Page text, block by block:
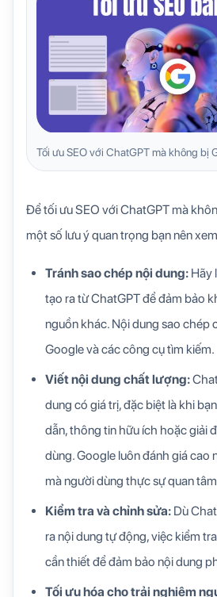
Tối ưu SEO với ChatGPT mà không bị
Để tối ưu SEO với ChatGPT mà
một số lưu ý quan trọng bạn nên
Tránh sao chép nội dung: Hãy
tạo ra từ ChatGPT để đảm bảo
nguồn khác. Nội dung sao chép
Google và các công cụ tìm kiếm.
Viết nội dung chất lượng:
dung có giá trị, đặc biệt là khi
dẫn, thông tin hữu ích hoặc giải
dùng. Google luôn đánh giá cao
mà người dùng thực sự quan
Kiểm tra và chỉnh sửa: Dù
ra nội dung tự động, việc kiểm
cần thiết để đảm bảo nội dung
Tối ưu hóa cho trải nghiệm